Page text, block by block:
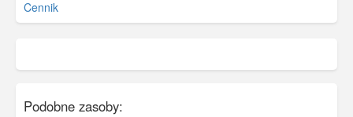
Cennik
Podobne zasoby: